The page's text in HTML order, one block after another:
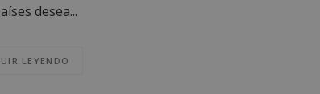
desea...
LEYENDO